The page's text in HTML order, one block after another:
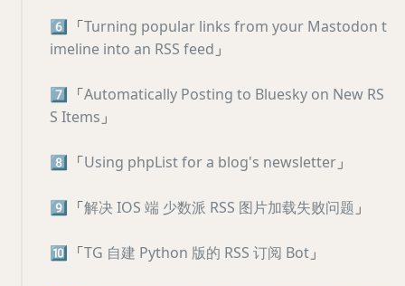
6️⃣ 「Turning popular links from your Mastodon t
imeline into an RSS feed 」
7️⃣ 「Automatically Posting to Bluesky on New RS
S Items 」
8️⃣ 「Using phpList for a blog's newsletter 」
9️⃣ 「解决 IOS 端 少数派 RSS 图片加载失败问题 」
🔟 「TG 自建 Python 版的 RSS 订阅 Bot 」